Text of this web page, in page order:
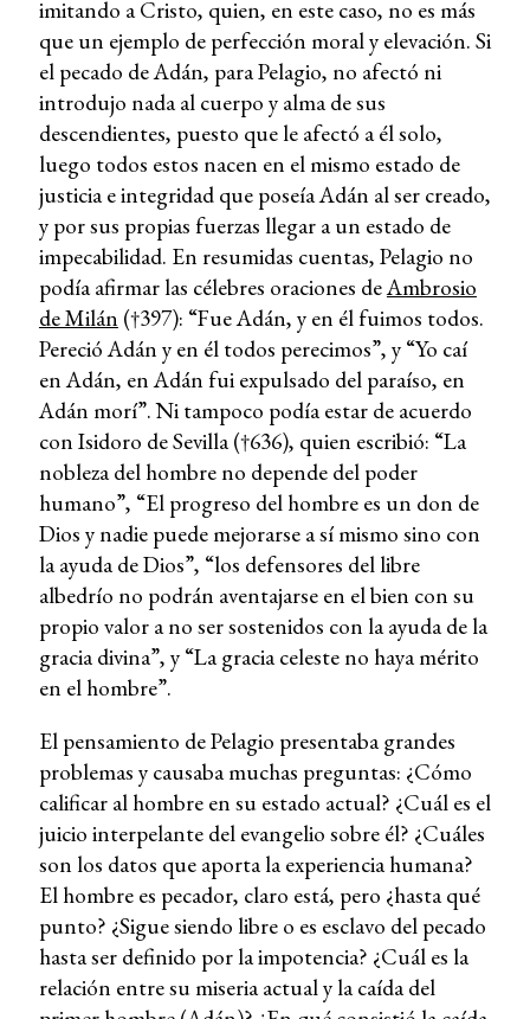
imitando a Cristo, quien, en este caso, no es más
que un ejemplo de perfección moral y elevación. Si
el pecado de Adán, para Pelagio, no afectó ni
introdujo nada al cuerpo y alma de sus
descendientes, puesto que le afectó a él solo,
luego todos estos nacen en el mismo estado de
justicia e integridad que poseía Adán al ser creado,
y por sus propias fuerzas llegar a un estado de
impecabilidad. En resumidas cuentas, Pelagio no
podía afirmar las célebres oraciones deAmbrosio
de Milán (†397): “Fue Adán, y en él fuimos todos.
Pereció Adán y en él todos perecimos”, y “Yo caí
en Adán, en Adán fui expulsado del paraíso, en
Adán morí”.Ni tampoco podía estar de acuerdo
con Isidoro de Sevilla (†636), quien escribió: “La
nobleza del hombre no depende del poder
humano”, “El progreso del hombre es un don de
Dios y nadie puede mejorarse a sí mismo sino con
la ayuda de Dios”, “los defensores del libre
albedrío no podrán aventajarse en el bien con su
propio valor a no ser sostenidos con la ayuda de la
gracia divina”, y “La gracia celeste no haya mérito
en el hombre”.
El pensamiento de Pelagio presentaba grandes
problemas y causaba muchas preguntas: ¿Cómo
calificar al hombre en su estado actual? ¿Cuál es el
juicio interpelante del evangelio sobre él? ¿Cuáles
son los datos que aporta la experiencia humana?
El hombre es pecador, claro está, pero ¿hasta qué
punto? ¿Sigue siendo libre o es esclavo del pecado
hasta ser definido por la impotencia? ¿Cuál es la
relación entre su miseria actual y la caída del